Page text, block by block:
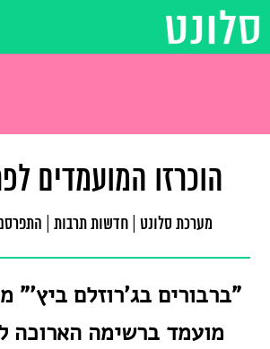
הוכרזו המועמדים
מערכת סלונט |חדשות תרבות התפרסם ב -
"ברבורים בג'רוזלם ביץ'"
מועמד ברשימה הארוכה